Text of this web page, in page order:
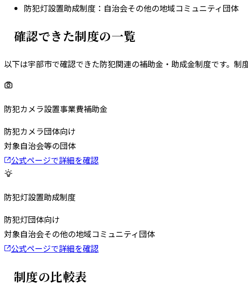
防犯灯設置助成制度 ： 自治会その他の地域コミュニティ団体
確認できた制度の一覧
以下は宇部市で確認できた防犯関連の補助金・助成金制度です。 制
防犯カメラ設置事業費補助金
防犯カメラ団体向け
対象自治会等の団体
公式ページで詳細を確認
防犯灯設置助成制度
防犯灯団体向け
対象自治会その他の地域コミュニティ団体
公式ページで詳細を確認
制度の比較表